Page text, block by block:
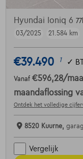
Hyundai Ioniq 6
03/2025
21.584 km
€39.490 1 ✓
Vanaf €596,28/
maandaflossing
Ontdek het volledige
8520 Kuurne,
Vergelijk